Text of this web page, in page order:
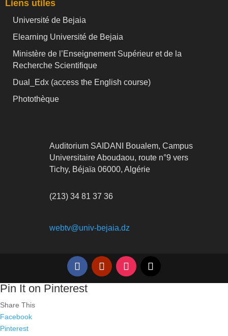
Liens utiles
Université de Bejaia
Elearning Université de Bejaia
Ministère de l’Enseignement Supérieur et de la
Recherche Scientifique
Dual_Edx (access the English course)
Photothèque
Auditorium SAIDANI Boualem, Campus
Universitaire Aboudaou, route n°9 vers
Tichy, Béjaïa 06000, Algérie
(213) 34 81 37 36
webtv@univ-bejaia.dz
Pin It on Pinterest
Share This
Facebook
Pinterest